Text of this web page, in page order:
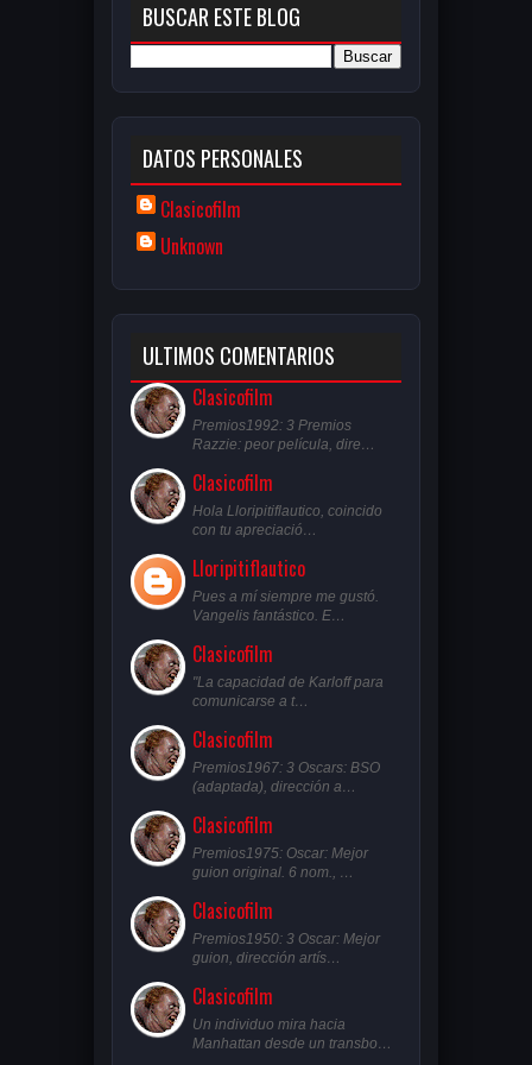
BUSCAR ESTE BLOG
DATOS PERSONALES
Clasicofilm
Unknown
ULTIMOS COMENTARIOS
Clasicofilm
Premios1992: 3 Premios
Razzie: peor película, dire…
Clasicofilm
Hola Lloripitiflautico, coincido
con tu apreciació…
Lloripitiflautico
Pues a mí siempre me gustó.
Vangelis fantástico. E…
Clasicofilm
"La capacidad de Karloff para
comunicarse a t…
Clasicofilm
Premios1967: 3 Oscars: BSO
(adaptada), dirección a…
Clasicofilm
Premios1975: Oscar: Mejor
guion original. 6 nom., …
Clasicofilm
Premios1950: 3 Oscar: Mejor
guion, dirección artís…
Clasicofilm
Un individuo mira hacia
Manhattan desde un transbo…